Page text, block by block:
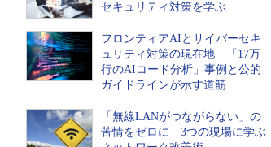
セキュリティ対策を学ぶ
フロンティアAIとサイバーセキ
ュリティ対策の現在地 「17万
行のAIコード分析」事例と公的
ガイドラインが示す道筋
「無線LANがつながらない」の
苦情をゼロに 3つの現場に学ぶ